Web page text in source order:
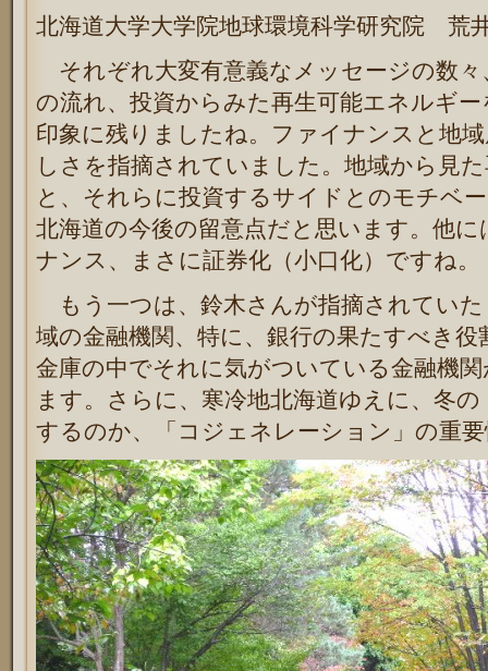
北海道大学大学院地球環境科学研究院 荒
それぞれ大変有意義なメッセージの数々
の流れ、投資からみた再生可能エネルギ
印象に残りましたね。ファイナンスと地
しさを指摘されていました。地域から見
と、それらに投資するサイドとのモチベ
北海道の今後の留意点だと思います。他
ナンス、まさに証券化（小口化）ですね。
もう一つは、鈴木さんが指摘されてい
域の金融機関、特に、銀行の果たすべき
金庫の中でそれに気がついている金融機
ます。さらに、寒冷地北海道ゆえに、冬
するのか、「コジェネレーション」の重